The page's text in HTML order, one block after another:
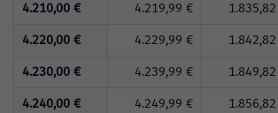
4.210,00 € 4.219,99 €
4.220,00 € 4.229,99 €
4.230,00 € 4.239,99 €
4.240,00 € 4.249,99 €